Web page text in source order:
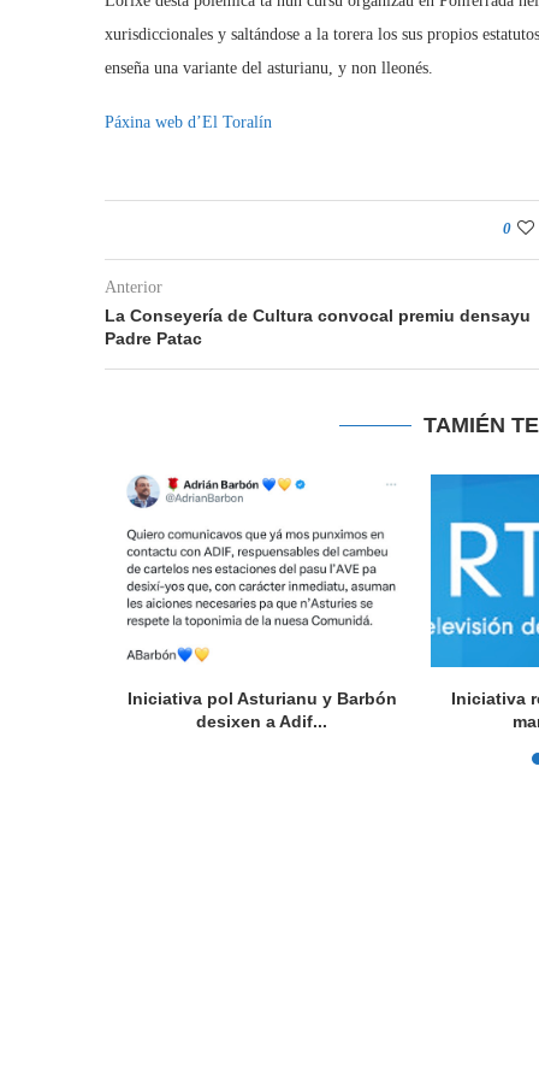
xurisdiccionales y saltándose a la torera los sus propios
enseña una variante del asturianu, y non lleonés.
Páxina web d’El Toralín
0
Anterior
La Conseyería de Cultura convocal premiu densayu
Padre Patac
TAMIÉN
Iniciativa pol Asturianu y Barbón
desixen a Adif...
Iniciativa